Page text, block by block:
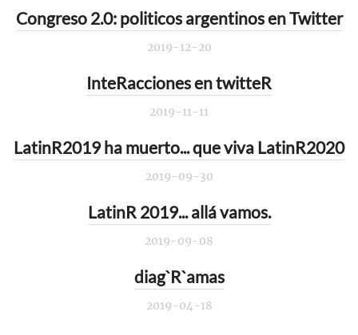
Congreso 2.0: politicos argentinos en Twitter
2019-12-20
InteRacciones en twitteR
2019-11-11
LatinR2019 ha muerto... que viva LatinR2020
2019-09-30
LatinR 2019... allá vamos.
2019-09-08
diag`R`amas
2019-04-18